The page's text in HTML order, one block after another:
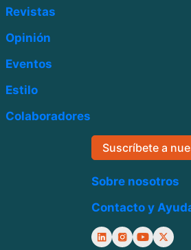
Revistas
Opinión
Eventos
Estilo
Colaboradores
Suscríbete a
Sobre nosotros
Contacto y